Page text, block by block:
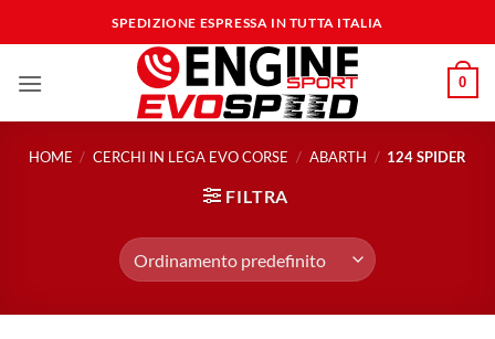
ai
SPEDIZIONE ESPRESSA IN TUTTA ITALIA
0
HOME / CERCHI IN LEGA EVO CORSE / ABARTH / 124 SPIDER
FILTRA